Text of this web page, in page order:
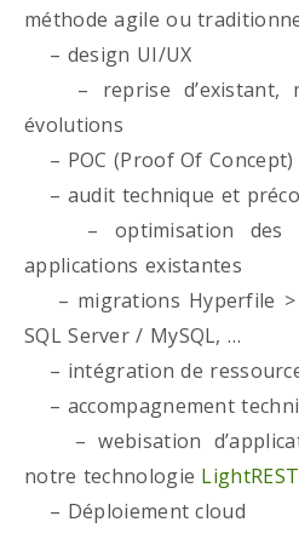
méthode agile ou
– design UI/UX
– reprise d’existant,
évolutions
– POC (Proof Of Concept)
– audit technique et
– optimisation des
applications existantes
– migrations Hyperfile >
SQL Server / MySQL, …
– intégration de
– accompagnement
– webisation
notre technologie LightREST
– Déploiement cloud